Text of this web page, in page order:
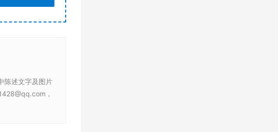
陈述文字及图片
，